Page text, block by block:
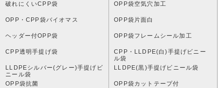
破れにくいCPP袋 OPP袋空気穴加工
OPP・CPP袋バイオマス OPP袋片面白
ヘッダー付OPP袋 OPP袋フレームシール加工
CPP透明手提げ袋
CPP・LLDPE(白)手提げビニー
ル袋
LLDPEシルバー(グレー)手提げビ
ニール袋
LLDPE(黒)手提げビニール袋
OPP袋抗菌 OPP袋カットテープ付